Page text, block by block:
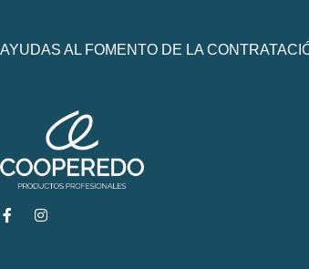
AYUDAS AL FOMENTO DE LA